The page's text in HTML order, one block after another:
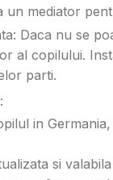
un mediator
Daca nu se
al copilului.
parti.
in
si